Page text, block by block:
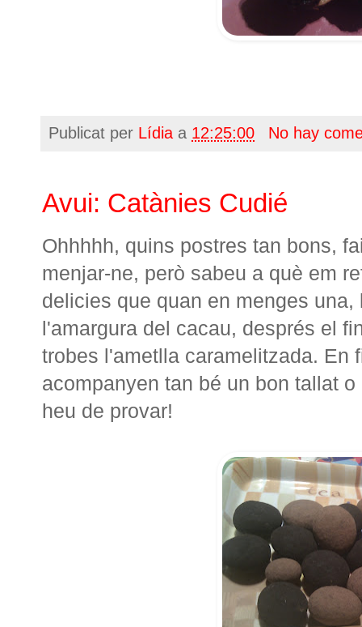
Publicat per Lídia a 12:25:00 No hay
Avui: Catànies Cudié
Ohhhhh, quins postres tan bons,
menjar-ne, però sabeu a què em
delicies que quan en menges
l'amargura del cacau, després el
trobes l'ametlla caramelitzada. En
acompanyen tan bé un bon tallat
heu de provar!